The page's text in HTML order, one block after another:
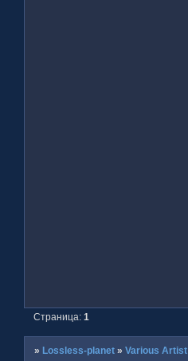
Страница:1
» Lossless-planet »Various Artist